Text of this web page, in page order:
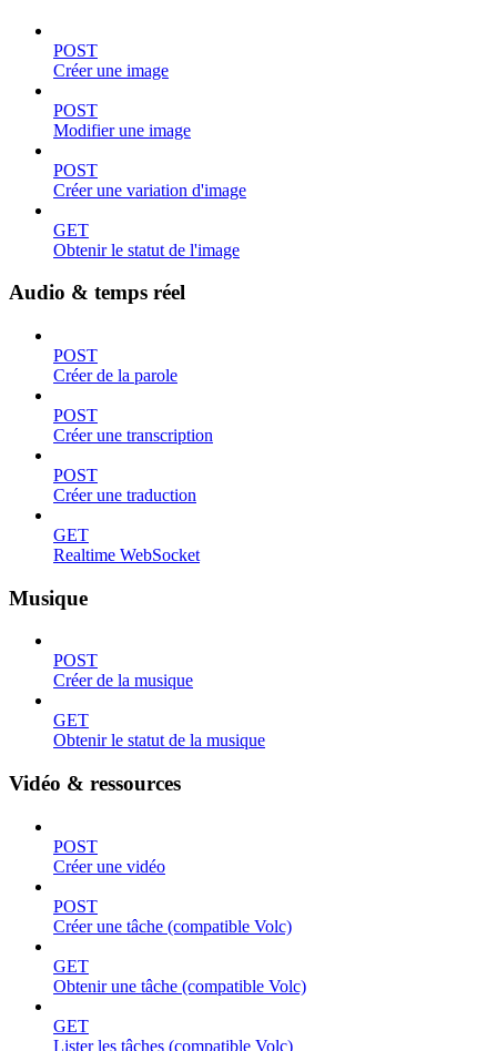
POST
Créer une image
POST
Modifier une image
POST
Créer une variation d'image
GET
Obtenir le statut de l'image
Audio & temps réel
POST
Créer de la parole
POST
Créer une transcription
POST
Créer une traduction
GET
Realtime WebSocket
Musique
POST
Créer de la musique
GET
Obtenir le statut de la musique
Vidéo & ressources
POST
Créer une vidéo
POST
Créer une tâche (compatible Volc)
GET
Obtenir une tâche (compatible Volc)
GET
Lister les tâches (compatible Volc)